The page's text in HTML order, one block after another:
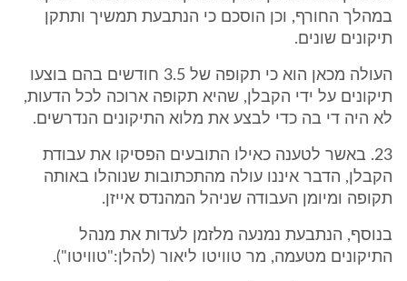
במהלך החורף, וכן הוסכם כי הנתבעת תמשיך ותתקן
תיקונים שונים.
העולה מכאן הוא כי תקופה של 3.5 חודשים בהם בוצעו
תיקונים על ידי הקבלן, שהיא תקופה ארוכה לכל הדעות,
לא היה די בה כדי לבצע את מלוא התיקונים הנדרשים.
23. באשר לטענה כאילו התובעים הפסיקו את עבודת
הקבלן, הדבר איננו עולה מהתכתובות שנוהלו באותה
תקופה ומיומן העבודה שניהל המהנדס אייזן.
בנוסף, הנתבעת נמנעה מלזמן לעדות את מנהל
התיקונים מטעמה, מר טוויטו ליאור (להלן:"טוויטו").